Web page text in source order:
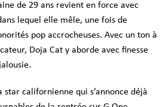
de 29 ans revient en force avec
lequel elle mêle, une fois de
pop accrocheuses. Avec un ton à
Doja Cat y aborde avec finesse
californienne qui s’annonce déjà